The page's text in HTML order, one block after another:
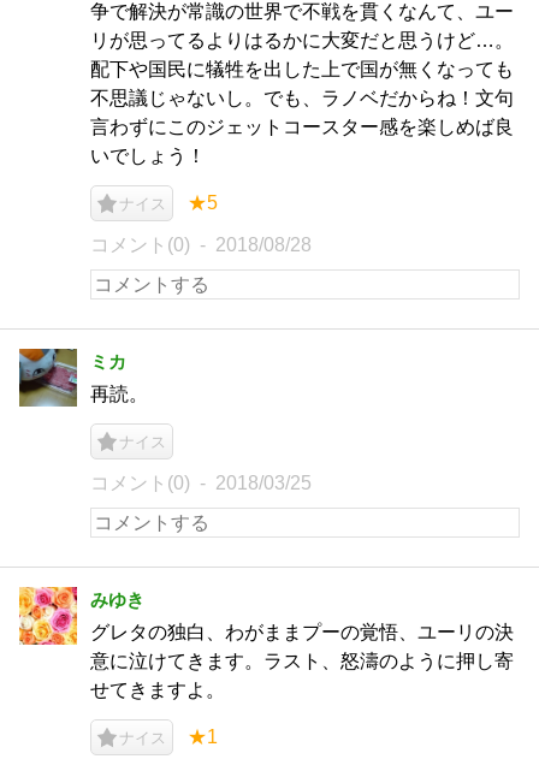
争で解決が常識の世界で不戦を貫くなんて、ユー
リが思ってるよりはるかに大変だと思うけど…。
配下や国民に犠牲を出した上で国が無くなっても
不思議じゃないし。でも、ラノベだからね！文句
言わずにこのジェットコースター感を楽しめば良
いでしょう！
ナイス ★5
コメント(0) 2018/08/28
ミカ
再読。
ナイス
コメント(0) 2018/03/25
みゆき
グレタの独白、わがままプーの覚悟、ユーリの決
意に泣けてきます。ラスト、怒濤のように押し寄
せてきますよ。
ナイス ★1